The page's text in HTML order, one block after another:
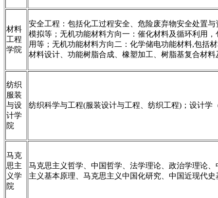
材料
工程
学院
安全工程：包括化工过程安全、危险废弃物安全处置
模拟等；无机功能材料方向一：催化材料及循环利用
用等；无机功能材料方向二：化学储电功能材料,包括
材料设计、功能树脂合成、橡塑加工、树脂基复合材
纺织
服装
与设
计学
院
纺织科学与工程(服装设计与工程、纺织工程)；设计
马克
思主
义学
院
马克思主义哲学、中国哲学、法学理论、政治学理论
主义基本原理、马克思主义中国化研究、中国近现代